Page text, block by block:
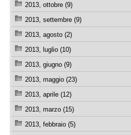
2013, ottobre (9)
2013, settembre (9)
2013, agosto (2)
2013, luglio (10)
2013, giugno (9)
2013, maggio (23)
2013, aprile (12)
2013, marzo (15)
2013, febbraio (5)